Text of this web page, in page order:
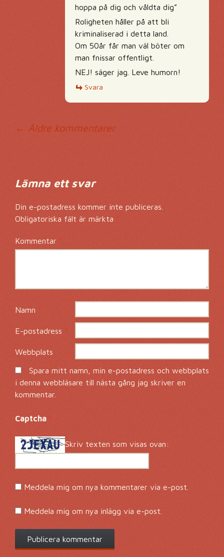
hoppa på dig och våldta dig”
Roligheten håller på att bli
kriminaliserad i detta land.
Om 50år får man väl böter om
man fnissar offentligt.
NEJ! säger jag. Leve humorn!
Svara
← Äldre kommentarer
Lämna ett svar
Din e-postadress kommer inte publiceras.
Obligatoriska fält är märkta *
Kommentar*
Namn *
E-postadress *
Webbplats
Spara mitt namn, min e-postadress och webbplats
i denna webbläsare till nästa gång jag skriver en
kommentar.
Captcha*
Skriv texten som visas ovan:
Meddela mig om nya kommentarer via e-post.
Meddela mig om nya inlägg via e-post.